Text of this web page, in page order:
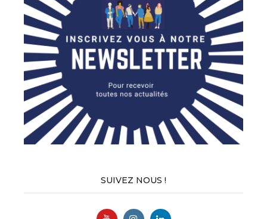
SUIVEZ NOUS !